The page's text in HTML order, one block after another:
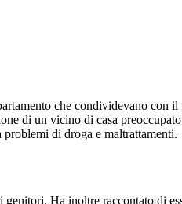
che condividevano con
di un vicino di casa
problemi di droga e maltrattamenti.
Ha inoltre raccontato di